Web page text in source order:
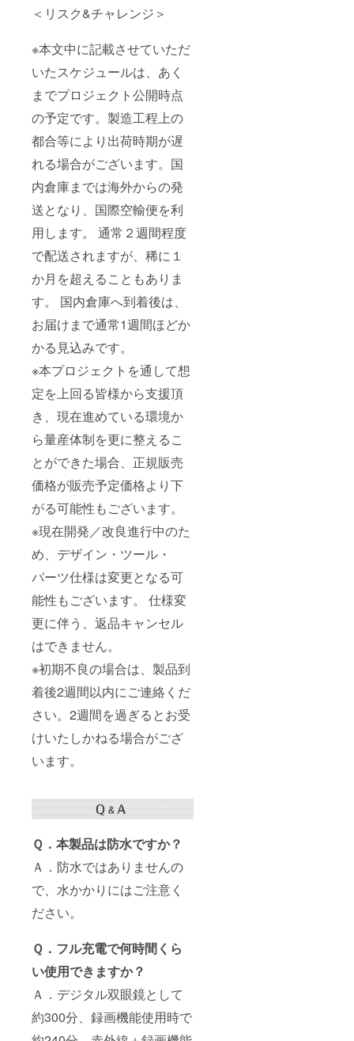
＜リスク&チャレンジ＞
※本文中に記載させていただ
いたスケジュールは、あく
までプロジェクト公開時点
の予定です。製造工程上の
都合等により出荷時期が遅
れる場合がございます。国
内倉庫までは海外からの発
送となり、国際空輸便を利
用します。 通常２週間程度
で配送されますが、稀に１
か月を超えることもありま
す。 国内倉庫へ到着後は、
お届けまで通常1週間ほどか
かる見込みです。
※本プロジェクトを通して想
定を上回る皆様から支援頂
き、現在進めている環境か
ら量産体制を更に整えるこ
とができた場合、正規販売
価格が販売予定価格より下
がる可能性もございます。
※現在開発／改良進行中のた
め、デザイン・ツール・
パーツ仕様は変更となる可
能性もございます。 仕様変
更に伴う、返品キャンセル
はできません。
※初期不良の場合は、製品到
着後2週間以内にご連絡くだ
さい。2週間を過ぎるとお受
けいたしかねる場合がござ
います。
Ｑ．本製品は防水ですか？
Ａ．防水ではありませんの
で、水かかりにはご注意く
ださい。
Ｑ．フル充電で何時間くら
い使用できますか？
Ａ．デジタル双眼鏡として
約300分、録画機能使用時で